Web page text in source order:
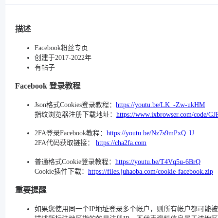
描述
Facebook粉丝专页
创建于2017-2022年
有帖子
Facebook 登录教程
Json格式Cookies登录教程： https://youtu.be/LK_-Zw-ukHM
指纹浏览器注册下载地址： https://www.ixbrowser.com/code/
2FA登录Facebook教程： https://youtu.be/Nz7s9mPxQ_U
2FA代码获取链接： https://cha2fa.com
普通格式Cookie登录教程： https://youtu.be/T4Vq5u-6BrQ
Cookie插件下载： https://files.juhaoba.com/cookie-facebook.zip
重要提醒
如果您使用同一个IP地址登录多个帐户，则所有帐户都可能被